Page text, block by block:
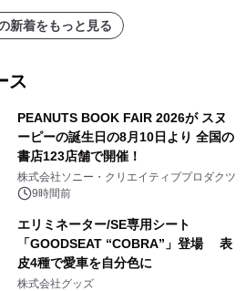
新着をもっと見る
ス
PEANUTS BOOK FAIR 2026が スヌ
ーピーの誕生日の8月10日より 全国の
書店123店舗で開催！
株式会社ソニー・クリエイティブプロダクツ
9時間前
エリミネーター/SE専用シート
「GOODSEAT “COBRA”」登場 表
皮4種で愛車を自分色に
株式会社グッズ